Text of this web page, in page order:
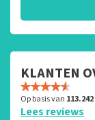
KLANTEN
Op basis van 113.242
Lees reviews